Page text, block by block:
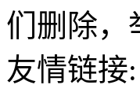
们删除，
友情链接: